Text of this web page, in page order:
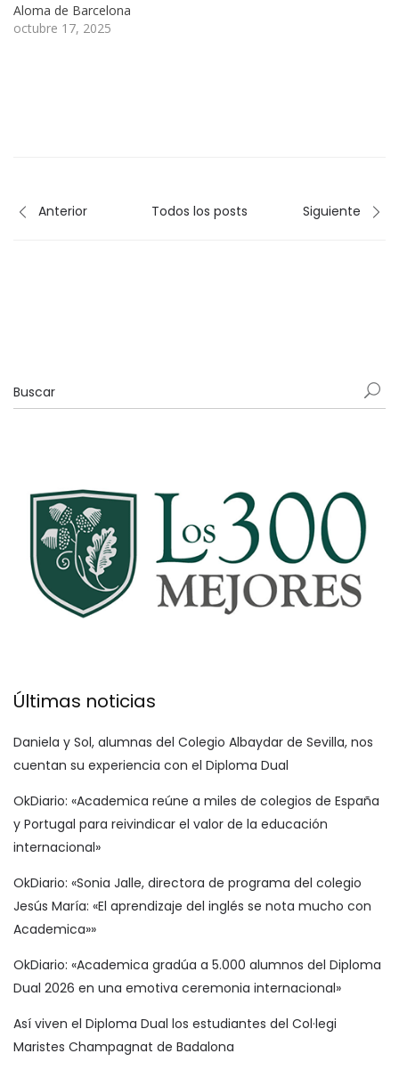
Aloma de Barcelona
octubre 17, 2025
Anterior Todos los posts Siguiente
Últimas noticias
Daniela y Sol, alumnas del Colegio Albaydar de Sevilla, nos
cuentan su experiencia con el Diploma Dual
OkDiario: «Academica reúne a miles de colegios de España
y Portugal para reivindicar el valor de la educación
internacional»
OkDiario: «Sonia Jalle, directora de programa del colegio
Jesús María: «El aprendizaje del inglés se nota mucho con
Academica»»
OkDiario: «Academica gradúa a 5.000 alumnos del Diploma
Dual 2026 en una emotiva ceremonia internacional»
Así viven el Diploma Dual los estudiantes del Col·legi
Maristes Champagnat de Badalona